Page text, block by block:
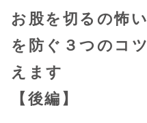
お股を切るの怖
を防ぐ３つのコツ
えます
【後編】